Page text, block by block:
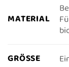
MATERIAL
GRÖSSE